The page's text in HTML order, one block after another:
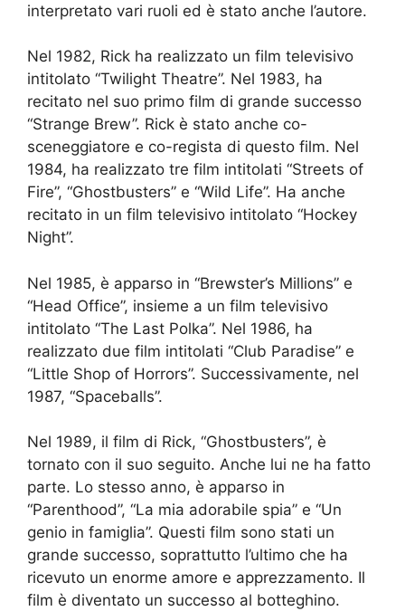
interpretato vari ruoli ed è stato anche l’autore.
Nel 1982, Rick ha realizzato un film televisivo
intitolato “Twilight Theatre”. Nel 1983, ha
recitato nel suo primo film di grande successo
“Strange Brew”. Rick è stato anche co-
sceneggiatore e co-regista di questo film. Nel
1984, ha realizzato tre film intitolati “Streets of
Fire”, “Ghostbusters” e “Wild Life”. Ha anche
recitato in un film televisivo intitolato “Hockey
Night”.
Nel 1985, è apparso in “Brewster’s Millions” e
“Head Office”, insieme a un film televisivo
intitolato “The Last Polka”. Nel 1986, ha
realizzato due film intitolati “Club Paradise” e
“Little Shop of Horrors”. Successivamente, nel
1987, “Spaceballs”.
Nel 1989, il film di Rick, “Ghostbusters”, è
tornato con il suo seguito. Anche lui ne ha fatto
parte. Lo stesso anno, è apparso in
“Parenthood”, “La mia adorabile spia” e “Un
genio in famiglia”. Questi film sono stati un
grande successo, soprattutto l’ultimo che ha
ricevuto un enorme amore e apprezzamento. Il
film è diventato un successo al botteghino.